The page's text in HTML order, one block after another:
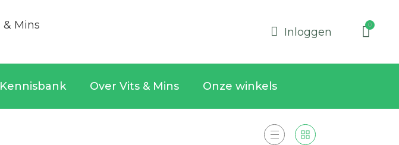
Inloggen
Kennisbank Over Vits & Mins Onze winkels